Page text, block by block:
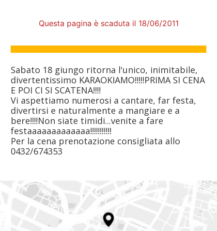
Questa pagina è scaduta il 18/06/2011
Sabato 18 giungo ritorna l'unico, inimitabile,
divertentissimo KARAOKIAMO!!!!!PRIMA SI CENA
E POI CI SI SCATENA!!!!
Vi aspettiamo numerosi a cantare, far festa,
divertirsi e naturalmente a mangiare e a
bere!!!!Non siate timidi...venite a fare
festaaaaaaaaaaaaa!!!!!!!!!!!
Per la cena prenotazione consigliata allo
0432/674353